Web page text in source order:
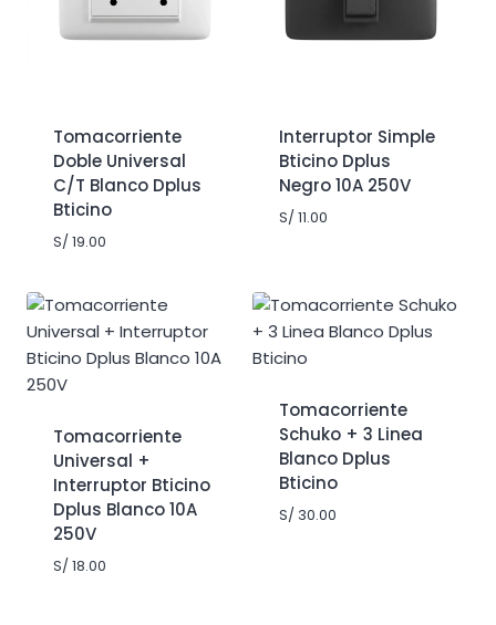
Tomacorriente
Doble Universal
C/T Blanco Dplus
Bticino
S/ 19.00
Interruptor Simple
Bticino Dplus
Negro 10A 250V
S/ 11.00
Tomacorriente
Universal +
Interruptor Bticino
Dplus Blanco 10A
250V
S/ 18.00
Tomacorriente
Schuko + 3 Linea
Blanco Dplus
Bticino
S/ 30.00